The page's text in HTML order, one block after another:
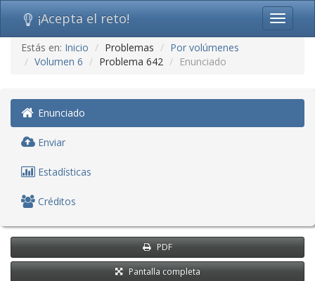
Ir
contenido
navegación)
Toggle
¡Acepta el reto!
Estás en: Inicio Problemas
Por volúmenes
Volumen 6
Problema 642 Enunciado
Enunciado
Enviar
Estadísticas
Créditos
PDF
Pantalla completa